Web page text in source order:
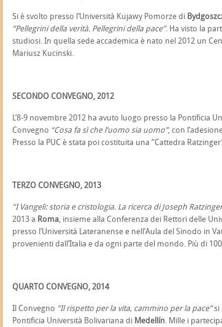
Si è svolto presso l’Università Kujawy Pomorze di
“Pellegrini della verità. Pellegrini della pace”. Ha visto la
studiosi. In quella sede accademica è nato nel 2012 un
Mariusz Kucinski.
SECONDO CONVEGNO, 2012
L’8-9 novembre 2012 ha avuto luogo presso la Pontificia
Convegno “Cosa fa sì che l’uomo sia uomo”, con
Presso la PUC è stata poi costituita una “Cattedra
TERZO CONVEGNO, 2013
“I Vangeli: storia e cristologia. La ricerca di Joseph
2013 a Roma , insieme alla Conferenza dei Rettori delle
presso l’Università Lateranense e nell’Aula del Sinodo in
provenienti dall’Italia e da ogni parte del mondo. Più di
QUARTO CONVEGNO, 2014
Il Convegno “Il rispetto per la vita, cammino per la pace”si
Pontificia Università Bolivariana di Medellín . Mille i